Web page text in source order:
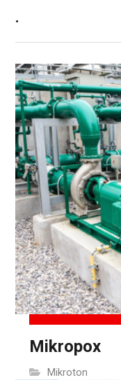
.
Mikropox
Mikroton